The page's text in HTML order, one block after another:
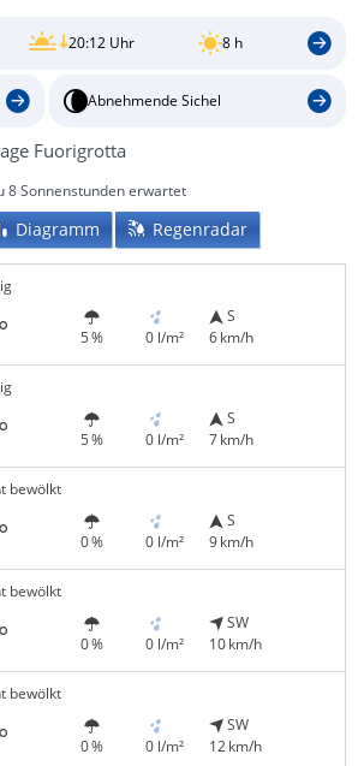
20:12 Uhr 8 h
Abnehmende Sichel
Fuorigrotta
8 Sonnenstunden erwartet
Diagramm Regenradar
5 % 0 l/m²
S
6 km/h
5 % 0 l/m²
S
7 km/h
bewölkt
0 % 0 l/m²
S
9 km/h
bewölkt
0 % 0 l/m²
SW
10 km/h
bewölkt
0 % 0 l/m²
SW
12 km/h